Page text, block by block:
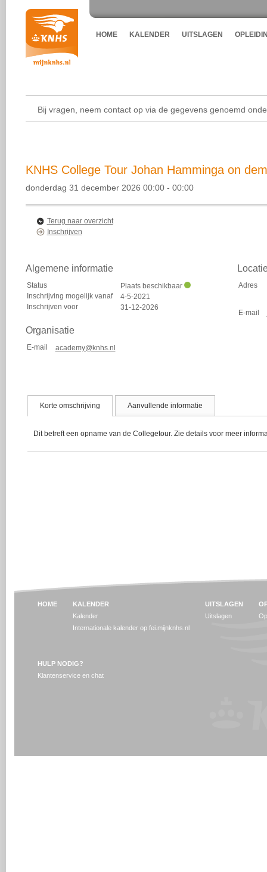
HOME KALENDER UITSLAGEN
Bij vragen, neem contact op via de gegevens genoemd
KNHS College Tour Johan Hamminga on
donderdag 31 december 2026 00:00 - 00:00
Terug naar overzicht
Inschrijven
Algemene informatie
Status
Plaats beschikbaar
Inschrijving mogelijk vanaf
4-5-2021
Inschrijven voor
31-12-2026
Organisatie
E-mail academy@knhs.nl
Adres
E-mail
Korte omschrijving Aanvullende informatie
Dit betreft een opname van de Collegetour. Zie details voor meer
HOME
KALENDER
Kalender
Internationale kalender op fei.mijnknhs.nl
UITSLAGEN
Uitslagen
HULP NODIG?
Klantenservice en chat